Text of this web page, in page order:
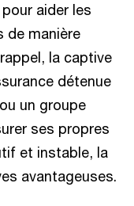
aider les
de manière
la captive
détenue
un groupe
ses propres
et instable, la
avantageuses.